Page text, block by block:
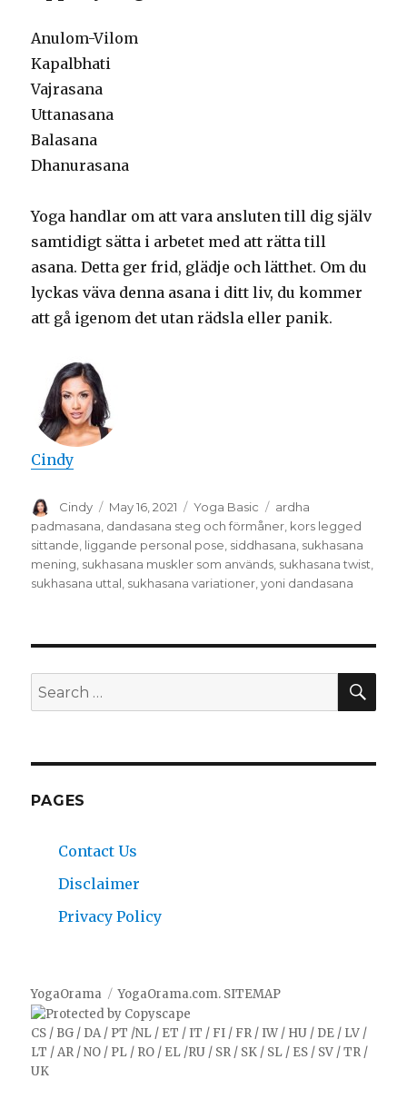
Anulom-Vilom
Kapalbhati
Vajrasana
Uttanasana
Balasana
Dhanurasana
Yoga handlar om att vara ansluten till dig själv
samtidigt sätta i arbetet med att rätta till
asana. Detta ger frid, glädje och lätthet. Om du
lyckas väva denna asana i ditt liv, du kommer
att gå igenom det utan rädsla eller panik.
Cindy
Author
Cindy
Posted
on
May 16, 2021 Categories
Yoga Basic Tags
ardha
padmasana, dandasana steg och förmåner, kors legged
sittande, liggande personal pose, siddhasana, sukhasana
mening, sukhasana muskler som används, sukhasana twist,
sukhasana uttal, sukhasana variationer,yoni dandasana
Search
for:
PAGES
Contact Us
Disclaimer
Privacy Policy
YogaOrama YogaOrama.com. SITEMAP
CS / BG / DA/ PT /NL / ET / IT / FI / FR / IW / HU / DE / LV /
LT /AR /NO / PL / RO / EL /RU / SR / SK / SL / ES / SV /TR /
UK